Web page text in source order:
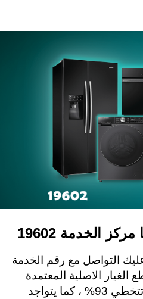
الخدمة 19602
التواصل مع رقم الخدمة
لتواجد قطع الغيار الاصلية المعتمدة
لمنتجات هايسنس بنسبة تتخطي 93% ، كما يتواجد